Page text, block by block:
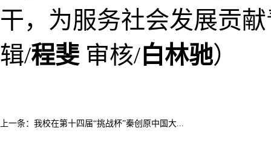
干，为服务社会发展贡
辑/程斐 审核/白林驰）
上一条： 我校在第十四届“挑战杯”秦创原中国大...